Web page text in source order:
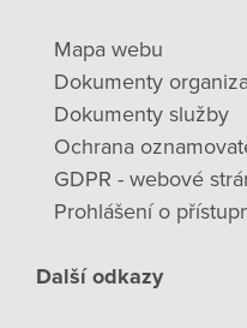
Mapa webu
Dokumenty
Dokumenty služby
Ochrana
GDPR - webové
Prohlášení o
Další odkazy